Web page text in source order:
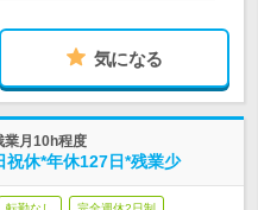
気になる
業月10h程度
祝休*年休127日*残業少